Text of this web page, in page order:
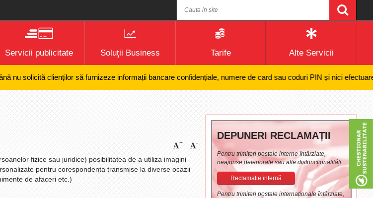
Servicii publicitate Soluţii Business Tarife Alte Servicii
solicită clienților să furnizeze informații bancare confidențiale, numere de card sau coduri PIN și nici efectuarea de
+ -
fizice sau juridice) posibilitatea de a utiliza imagini
pentru corespondenta transmise la diverse ocazii
de afaceri etc.)
DEPUNERI RECLAMAȚII
Pentru trimiteri poștale interne întârziate,
neajunse,deteriorate sau alte disfuncționalități.
Reclamație internă
Pentru trimiteri poștale internaționale întârziate,